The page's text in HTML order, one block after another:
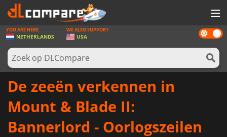
SPELLEN
GAME CARDS
SOFTWARE
Dark
mode
YOU ARE HERE
NETHERLANDS
WE ALSO SUPPORT
USA
De zeeën verkennen in
Mount & Blade II:
Bannerlord - Oorlogszeilen